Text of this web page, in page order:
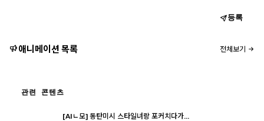
등록
애니메이션 목록 전체보기
관련 콘텐츠
[AIㄴ모] 동탄미시 스타일녀랑 포커치다가...